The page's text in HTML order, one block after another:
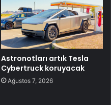
Astronotları artık Tesla
Cybertruck koruyacak
Ağustos 7, 2026